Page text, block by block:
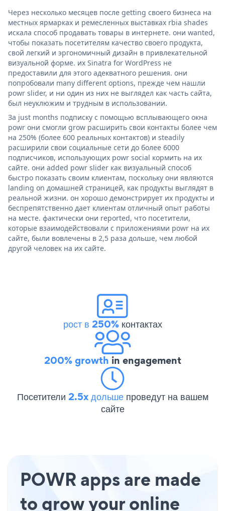
Через несколько месяцев после getting своего бизнеса на
местных ярмарках и ремесленных выставках rbia shades
искала способ продавать товары в интернете. они wanted,
чтобы показать посетителям качество своего продукта,
свой легкий и эргономичный дизайн в привлекательной
визуальной форме. их Sinatra for WordPress не
предоставили для этого адекватного решения. они
попробовали many different options, прежде чем нашли
powr slider, и ни один из них не выглядел как часть сайта,
был неуклюжим и трудным в использовании.
За just months подписку с помощью всплывающего окна
powr они смогли grow расширить свои контакты более чем
на 250% (более 600 реальных контактов) и steadily
расширили свои социальные сети до более 6000
подписчиков, использующих powr social кормить на их
сайте. они added powr slider как визуальный способ
быстро показать своим клиентам, поскольку они являются
landing on домашней страницей, как продукты выглядят в
реальной жизни. он хорошо демонстрирует их продукты и
беспрепятственно дает клиентам отличный опыт работы
на месте. фактически они reported, что посетители,
которые взаимодействовали с приложениями powr на их
сайте, были вовлечены в 2,5 раза дольше, чем любой
другой человек на их сайте.
рост в 250%контактах
200% growth in engagement
Посетители 2.5x дольше проведут на вашем
сайте
POWR apps are made
to grow your online